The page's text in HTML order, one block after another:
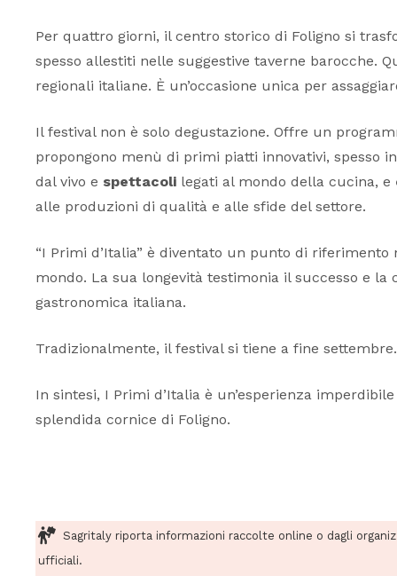
Per quattro giorni, il centro storico di Foligno si
spesso allestiti nelle suggestive taverne barocche.
regionali italiane. È un’occasione unica per
Il festival non è solo degustazione. Offre un
propongono menù di primi piatti innovativi, spesso
dal vivo e spettacoli legati al mondo della cucina, e
alle produzioni di qualità e alle sfide del settore.
“I Primi d’Italia” è diventato un punto di
mondo. La sua longevità testimonia il successo e
gastronomica italiana.
Tradizionalmente, il festival si tiene a fine
In sintesi, I Primi d’Italia è un’esperienza
splendida cornice di Foligno.
Sagritaly riporta informazioni raccolte online o dagli
ufficiali.